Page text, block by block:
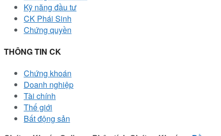
Kỹ năng đầu tư
CK Phái Sinh
Chứng quyền
THÔNG TIN CK
Chứng khoán
Doanh nghiệp
Tài chính
Thế giới
Bất động sản